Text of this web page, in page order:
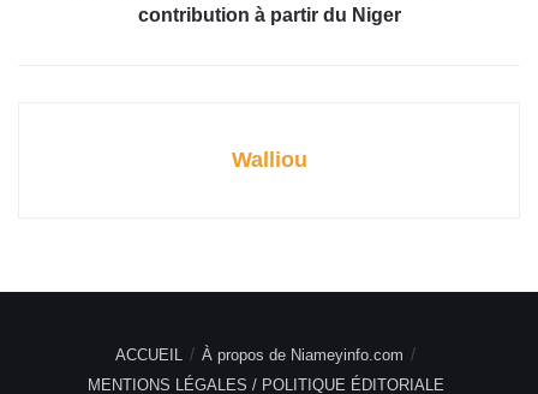
contribution à partir du Niger
Walliou
ACCUEIL
À propos de Niameyinfo.com
MENTIONS LÉGALES / POLITIQUE ÉDITORIALE